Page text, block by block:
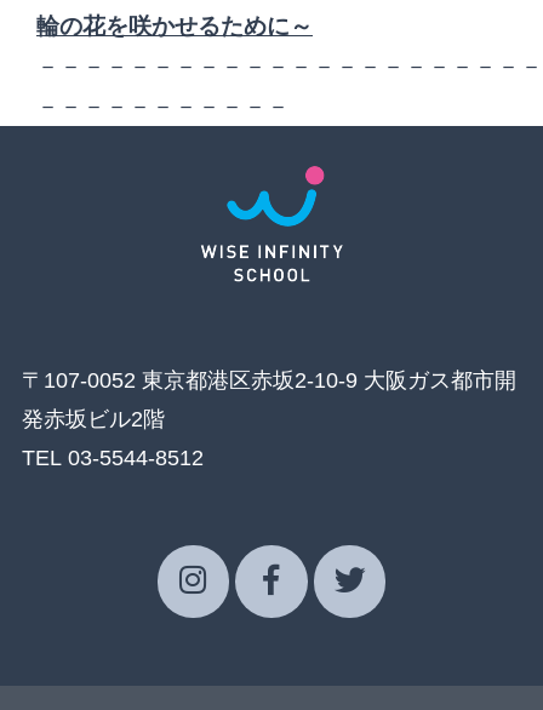
輪の花を咲かせるために～
－－－－－－－－－－－－－－－－－－－－－－
－－－－－－－－－－－
〒107-0052 東京都港区赤坂2-10-9 大阪ガス都市開
発赤坂ビル2階
TEL 03-5544-8512